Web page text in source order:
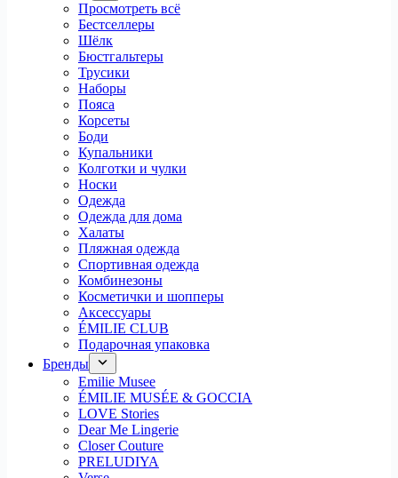
Просмотреть всё
Бестселлеры
Шёлк
Бюстгальтеры
Трусики
Наборы
Пояса
Корсеты
Боди
Купальники
Колготки и чулки
Носки
Одежда
Одежда для дома
Халаты
Пляжная одежда
Спортивная одежда
Комбинезоны
Косметички и шопперы
Аксессуары
ÉMILIE CLUB
Подарочная упаковка
Бренды
Emilie Musee
ÉMILIE MUSÉE & GOCCIA
LOVE Stories
Dear Me Lingerie
Closer Couture
PRELUDIYA